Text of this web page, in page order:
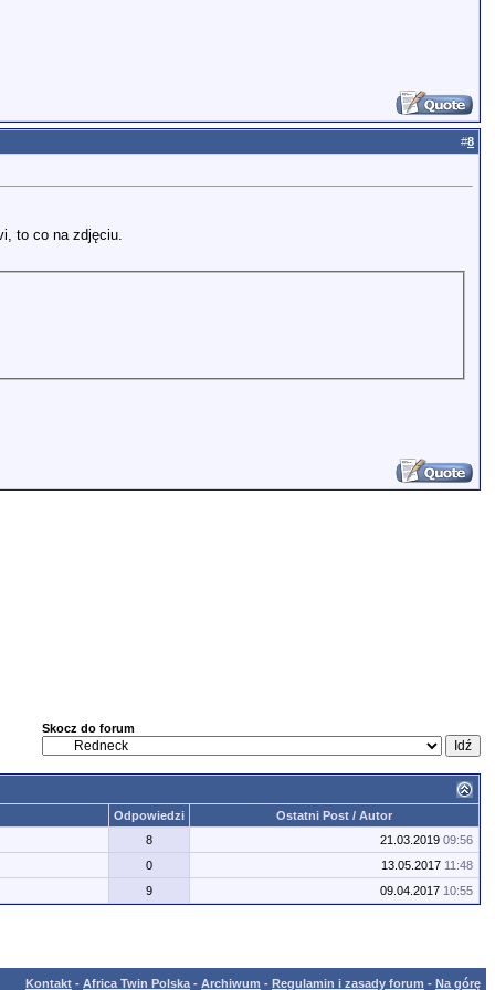
#8
to co na zdjęciu.
Skocz do forum
Odpowiedzi
Ostatni Post / Autor
8
21.03.2019 09:56
0
13.05.2017 11:48
9
09.04.2017 10:55
Kontakt - Africa Twin Polska - Archiwum - Regulamin i zasady forum - Na górę